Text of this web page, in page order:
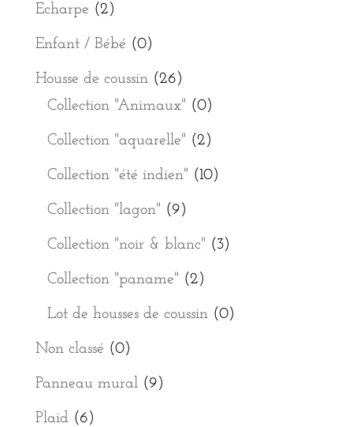
Echarpe (2)
Enfant / Bébé (0)
Housse de coussin (26)
Collection "Animaux" (0)
Collection "aquarelle" (2)
Collection "été indien" (10)
Collection "lagon" (9)
Collection "noir & blanc" (3)
Collection "paname" (2)
Lot de housses de coussin (0)
Non classé (0)
Panneau mural (9)
Plaid (6)